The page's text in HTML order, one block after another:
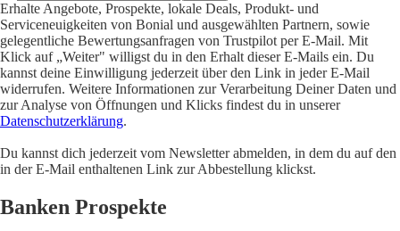
Erhalte Angebote, Prospekte, lokale Deals, Produkt- und
Serviceneuigkeiten von Bonial und ausgewählten Partnern, sowie
gelegentliche Bewertungsanfragen von Trustpilot per E-Mail. Mit
Klick auf „Weiter" willigst du in den Erhalt dieser E-Mails ein. Du
kannst deine Einwilligung jederzeit über den Link in jeder E-Mail
widerrufen. Weitere Informationen zur Verarbeitung Deiner Daten und
zur Analyse von Öffnungen und Klicks findest du in unserer
Datenschutzerklärung.
Du kannst dich jederzeit vom Newsletter abmelden, in dem du auf den
in der E-Mail enthaltenen Link zur Abbestellung klickst.
Banken Prospekte